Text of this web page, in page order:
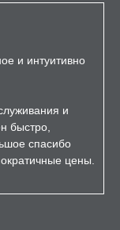
и интуитивно
и
быстро,
спасибо
цены.